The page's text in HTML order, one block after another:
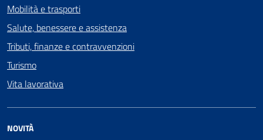
Mobilità e trasporti
Salute, benessere e assistenza
Tributi, finanze e contravvenzioni
Turismo
Vita lavorativa
NOVITÀ